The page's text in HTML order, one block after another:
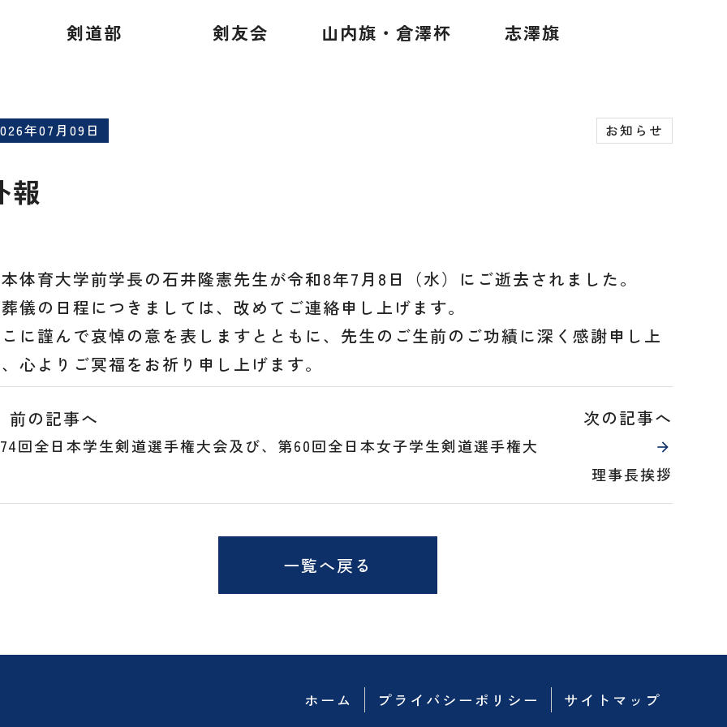
剣道部 剣友会 山内旗・倉澤杯 志澤旗
年07月09日 お知らせ
報
体育大学前学長の石井隆憲先生が令和8年7月8日（水）にご逝去されました。
儀の日程につきましては、改めてご連絡申し上げます。
に謹んで哀悼の意を表しますとともに、先生のご生前のご功績に深く感謝申し上
心よりご冥福をお祈り申し上げます。
前の記事へ
回全日本学生剣道選手権大会及び、第60回全日本女子学生剣道選手権大
次の記事へ
理事長挨拶
一覧へ戻る
ホーム プライバシーポリシー サイトマップ